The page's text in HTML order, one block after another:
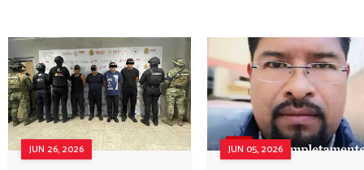
JUN 26, 2026 JUN 05, 2026